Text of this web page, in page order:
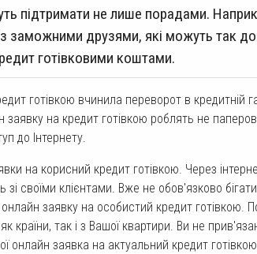
підтримати не лише порадами.
заможними друзями, які можуть так
готівковими коштами.
готівкою вчинила переворот в кредитній
на кредит готівкою роблять не
до Інтернету.
на корисний кредит готівкою. Через
зі своїми клієнтами. Вже не обов'язково
заявку на особистий кредит готівкою.
країни, так і з Вашої квартири. Ви не
онлайн заявка на актуальний кредит